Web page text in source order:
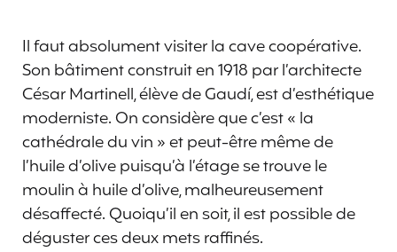
Il faut absolument visiter la cave coopérative.
Son bâtiment construit en 1918 par l’architecte
César Martinell, élève de Gaudí, est d’esthétique
moderniste. On considère que c’est « la
cathédrale du vin » et peut-être même de
l’huile d’olive puisqu’à l’étage se trouve le
moulin à huile d’olive, malheureusement
désaffecté. Quoiqu’il en soit, il est possible de
déguster ces deux mets raffinés.